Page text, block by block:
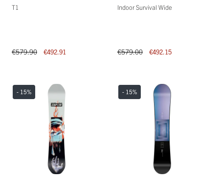
T1
€579.90 €492.91
Indoor Survival Wide
€579.00 €492.15
- 15% - 15%